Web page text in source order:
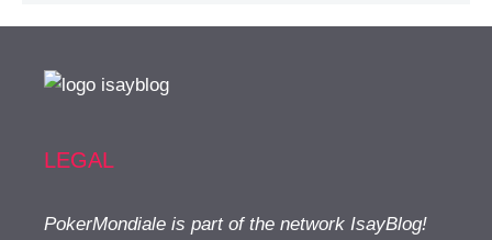
LEGAL
PokerMondiale is part of the network IsayBlog!